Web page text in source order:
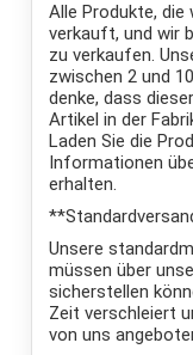
Alle Produkte, die
verkauft, und wir
zu verkaufen.
zwischen 2 und
denke, dass
Artikel in der
Laden Sie die
Informationen
erhalten.
Unsere
müssen über
sicherstellen
Zeit verschleiert
von uns